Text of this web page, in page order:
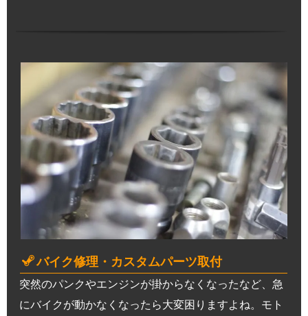
バイク修理・カスタムパーツ取付
突然のパンクやエンジンが掛からなくなったなど、急
にバイクが動かなくなったら大変困りますよね。モト